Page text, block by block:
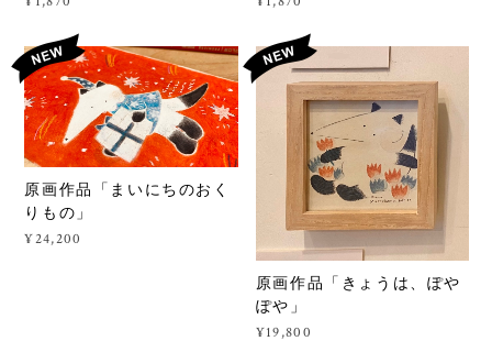
原画作品「まいにちのおく
りもの」
¥24,200
原画作品「きょうは、ぽや
ぽや」
¥19,800